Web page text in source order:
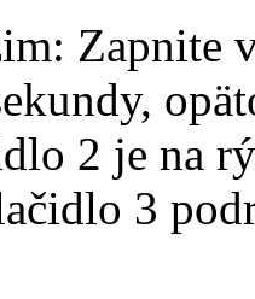
Zapnite
2 je na
3